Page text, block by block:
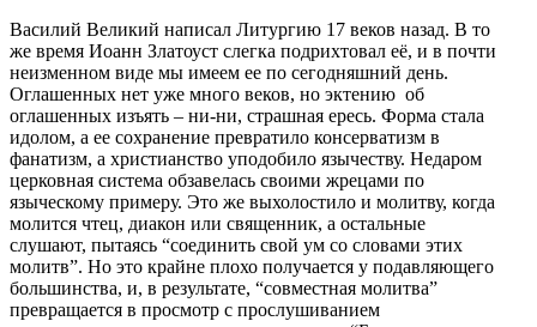
Василий Великий написал Литургию 17 веков назад. В то
же время Иоанн Златоуст слегка подрихтовал её, и в почти
неизменном виде мы имеем ее по сегодняшний день.
Оглашенных нет уже много веков, но эктению об
оглашенных изъять – ни-ни, страшная ересь. Форма стала
идолом, а ее сохранение превратило консерватизм в
фанатизм, а христианство уподобило язычеству. Недаром
церковная система обзавелась своими жрецами по
языческому примеру. Это же выхолостило и молитву, когда
молится чтец, диакон или священник, а остальные
слушают, пытаясь “соединить свой ум со словами этих
молитв”. Но это крайне плохо получается у подавляющего
большинства, и, в результате, “совместная молитва”
превращается в просмотр с прослушиванием